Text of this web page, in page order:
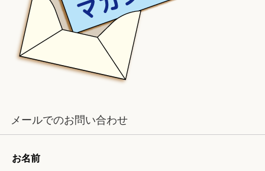
メールでのお問い合わせ
お名前